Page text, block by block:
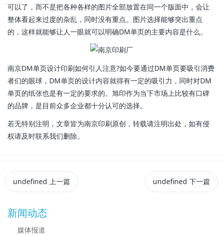
可以了，而不是把各种各样的图片全部放置在同一个版面中，会让
整体看起来过度的杂乱，同时没有重点。图片选择能够突出重点
的，这样就能够让人一眼就可以明确DM单页的主要内容是什么。
南京DM单页设计印刷如何引人注意?如今要通过DM单页要吸引消费
者们的眼球，DM单页的设计内容就得有一定的吸引力，同时对DM
单页的纸张也是有一定的要求的。旭印作为当下市场上比较有口碑
的品牌，是目前众多企业都十分认可的选择。
若无特别注明，文章皆为南京印刷原创，转载请注明出处，如有侵
权请及时联系我们删除。
undefined 上一篇 undefined 下一篇
新闻动态
媒体报道